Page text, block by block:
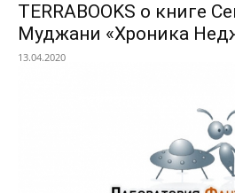
TERRABOOKS о книге
Муджани «Хроника
13.04.2020